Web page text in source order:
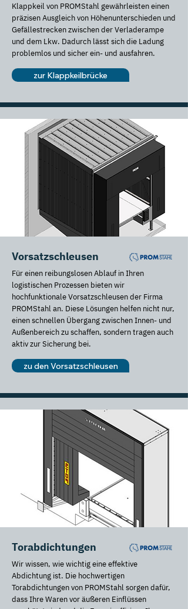
Klappkeil von PROMStahl gewährleisten einen
präzisen Ausgleich von Höhenunterschieden und
Gefällestrecken zwischen der Verladerampe
und dem Lkw. Dadurch lässt sich die Ladung
problemlos und sicher ein- und ausfahren.
zur Klappkeilbrücke
Vorsatzschleusen
Für einen reibungslosen Ablauf in Ihren
logistischen Prozessen bieten wir
hochfunktionale Vorsatzschleusen der Firma
PROMStahl an. Diese Lösungen helfen nicht nur,
einen schnellen Übergang zwischen Innen- und
Außenbereich zu schaffen, sondern tragen auch
aktiv zur Sicherung bei.
zu den Vorsatzschleusen
Torabdichtungen
Wir wissen, wie wichtig eine effektive
Abdichtung ist. Die hochwertigen
Torabdichtungen von PROMStahl sorgen dafür,
dass Ihre Waren vor äußeren Einflüssen